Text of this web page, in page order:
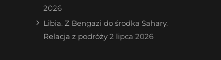
2026
Libia. Z Bengazi do środka Sahary.
Relacja z podróży 2 lipca 2026